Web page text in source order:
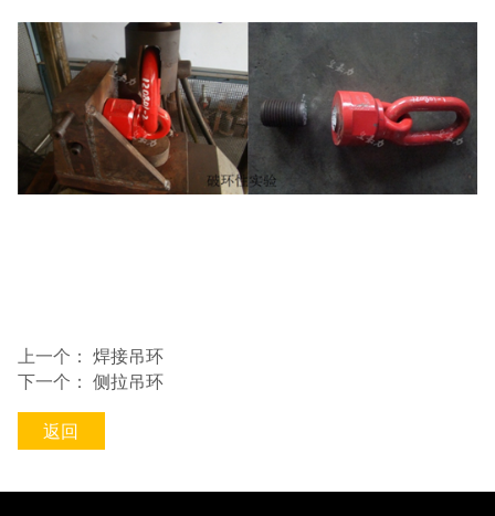
上一个： 焊接吊环
下一个： 侧拉吊环
返回